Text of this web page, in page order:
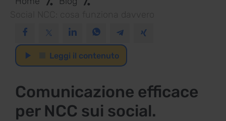
Leggi il contenuto
Browser non supportato.
Comunicazione efficace
per NCC sui social.